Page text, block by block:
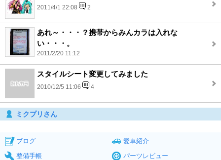
2011/4/1 22:08 2
あれ～・・・？携帯からみんカラは入れな
い・・・。
2011/2/20 11:12
スタイルシート変更してみました
2010/12/5 11:06 4
ミクプリさん
ブログ
愛車紹介
整備手帳
パーツレビュー